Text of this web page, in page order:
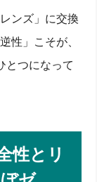
ンズ」に交換
性」こそが、
とつになって
性とリ